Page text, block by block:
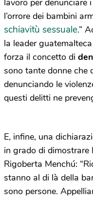
lavoro per denunciare
l’orrore dei bambini
schiavitù sessuale.”
la leader
forza il concetto di
sono tante donne che
denunciando le
questi delitti ne
E, infine, una
in grado di
Rigoberta Menchú:
stanno al di là della
sono persone.